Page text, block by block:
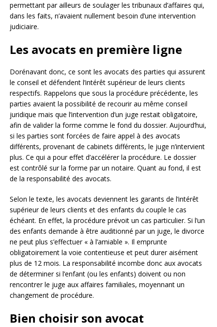
permettant par ailleurs de soulager les tribunaux d’affaires qui,
dans les faits, n’avaient nullement besoin d’une intervention
judiciaire.
Les avocats en première ligne
Dorénavant donc, ce sont les avocats des parties qui assurent
le conseil et défendent l’intérêt supérieur de leurs clients
respectifs. Rappelons que sous la procédure précédente, les
parties avaient la possibilité de recourir au même conseil
juridique mais que l’intervention d’un juge restait obligatoire,
afin de valider la forme comme le fond du dossier. Aujourd’hui,
si les parties sont forcées de faire appel à des avocats
différents, provenant de cabinets différents, le juge n’intervient
plus. Ce qui a pour effet d’accélérer la procédure. Le dossier
est contrôlé sur la forme par un notaire. Quant au fond, il est
de la responsabilité des avocats.
Selon le texte, les avocats deviennent les garants de l’intérêt
supérieur de leurs clients et des enfants du couple le cas
échéant. En effet, la procédure prévoit un cas particulier. Si l’un
des enfants demande à être auditionné par un juge, le divorce
ne peut plus s’effectuer « à l’amiable ». Il emprunte
obligatoirement la voie contentieuse et peut durer aisément
plus de 12 mois. La responsabilité incombe donc aux avocats
de déterminer si l’enfant (ou les enfants) doivent ou non
rencontrer le juge aux affaires familiales, moyennant un
changement de procédure.
Bien choisir son avocat